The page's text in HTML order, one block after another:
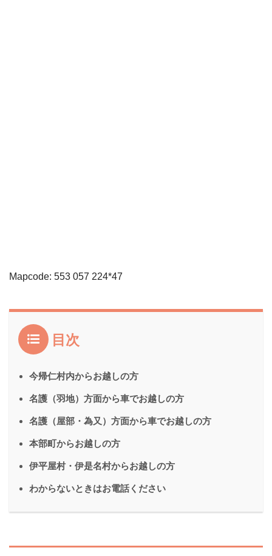
Mapcode: 553 057 224*47
目次
今帰仁村内からお越しの方
名護（羽地）方面から車でお越しの方
名護（屋部・為又）方面から車でお越しの方
本部町からお越しの方
伊平屋村・伊是名村からお越しの方
わからないときはお電話ください